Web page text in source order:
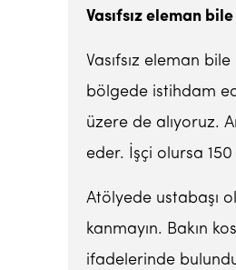
Vasıfsız eleman
Vasıfsız eleman
bölgede istihdam
üzere de alıyoruz.
eder. İşçi olursa
Atölyede ustabaşı
kanmayın. Bakın
ifadelerinde